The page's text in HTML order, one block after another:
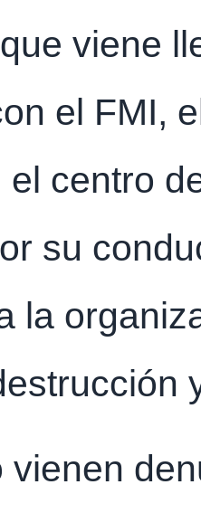
viene
el FMI,
el centro
su
la
vienen